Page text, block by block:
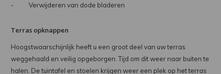
- Verwijderen van dode bladeren
Terras opknappen
Hoogstwaarschijnlijk heeft u een groot deel van uw terras
weggehaald en veilig opgeborgen. Tijd om dit weer naar buiten te
halen. De tuintafel en stoelen krijgen weer een plek op het terras